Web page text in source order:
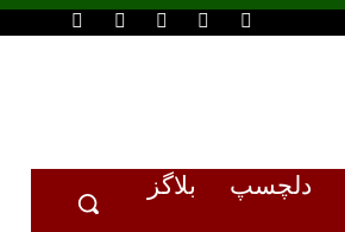
دلچسپ
بلاگز